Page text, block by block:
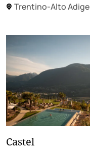
Trentino-Alto Adige
Castel